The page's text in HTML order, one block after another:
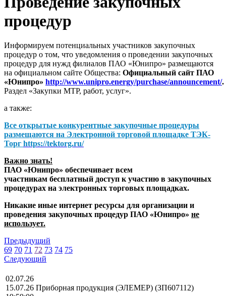
процедур
Информируем потенциальных участников закупочных
процедур о том, что уведомления о проведении закупочных
процедур для нужд филиалов ПАО «Юнипро» размещаются
на официальном сайте Общества: Официальный сайт ПАО
«Юнипро» http://www.unipro.energy/purchase/announcement/.
Раздел «Закупки МТР, работ, услуг».
а также:
Все открытые конкурентные закупочные процедуры
размещаются на Электронной торговой площадке ТЭК-
Торг https://tektorg.ru/
Важно знать!
ПАО «Юнипро» обеспечивает всем
участникам бесплатный доступ к участию в закупочных
процедурах на электронных торговых площадках.
Никакие иные интернет ресурсы для организации и
проведения закупочных процедур ПАО «Юнипро» не
использует.
Предыдущий
69 70 71 72 73 74 75
Следующий
02.07.26
15.07.26 Приборная продукция (ЭЛЕМЕР) (ЗП607112)